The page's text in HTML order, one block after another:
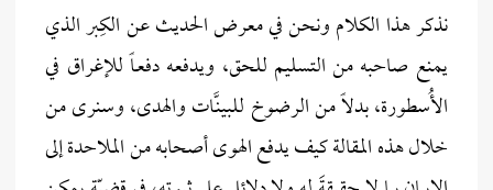
نذكر هذا الكلام ونحن في معرض الحديث عن الكِبر الذي
يمنع صاحبه من التسليم للحق، ويدفعه دفعـاً للإغراق في
الأُسطورة، بدلاً من الرضوخ للبينـَّات والهدى، وسنرى من
خلال هذه المقالة كيف يدفع الهوى أصحابه من الملاحدة إلى